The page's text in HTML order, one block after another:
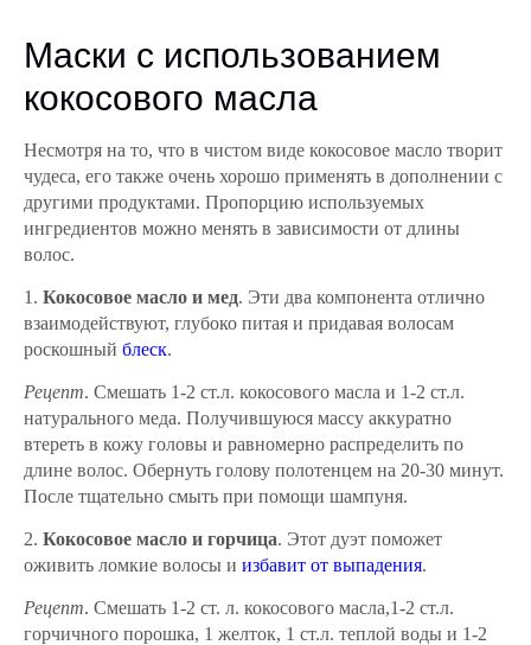
Маски с использованием
кокосового масла
Несмотря на то, что в чистом виде кокосовое масло творит
чудеса, его также очень хорошо применять в дополнении с
другими продуктами. Пропорцию используемых
ингредиентов можно менять в зависимости от длины
волос.
1. Кокосовое масло и мед. Эти два компонента отлично
взаимодействуют, глубоко питая и придавая волосам
роскошный блеск.
Рецепт. Смешать 1-2 ст.л. кокосового масла и 1-2 ст.л.
натурального меда. Получившуюся массу аккуратно
втереть в кожу головы и равномерно распределить по
длине волос. Обернуть голову полотенцем на 20-30 минут.
После тщательно смыть при помощи шампуня.
2. Кокосовое масло и горчица. Этот дуэт поможет
оживить ломкие волосы и избавит от выпадения.
Рецепт. Смешать 1-2 ст. л. кокосового масла,1-2 ст.л.
горчичного порошка, 1 желток, 1 ст.л. теплой воды и 1-2